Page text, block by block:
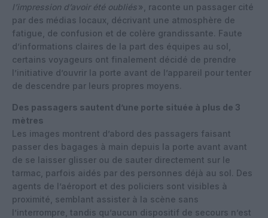
l’impression d’avoir été oubliés», raconte un passager cité
par des médias locaux, décrivant une atmosphère de
fatigue, de confusion et de colère grandissante. Faute
d’informations claires de la part des équipes au sol,
certains voyageurs ont finalement décidé de prendre
l’initiative d’ouvrir la porte avant de l’appareil pour tenter
de descendre par leurs propres moyens.
Des passagers sautent d’une porte située à plus de 3
mètres
Les images montrent d’abord des passagers faisant
passer des bagages à main depuis la porte avant avant
de se laisser glisser ou de sauter directement sur le
tarmac, parfois aidés par des personnes déjà au sol. Des
agents de l’aéroport et des policiers sont visibles à
proximité, semblant assister à la scène sans
l’interrompre, tandis qu’aucun dispositif de secours n’est